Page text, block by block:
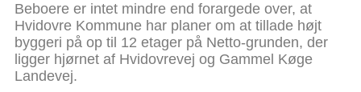
Beboere er intet mindre end forargede over, at
Hvidovre Kommune har planer om at tillade højt
byggeri på op til 12 etager på Netto-grunden, der
ligger hjørnet af Hvidovrevej og Gammel Køge
Landevej.